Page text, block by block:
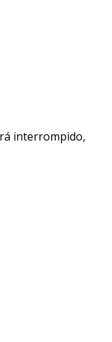
interrompido,